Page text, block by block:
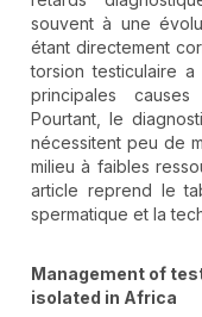
souvent à une
étant directement
torsion testiculaire
principales
Pourtant, le
nécessitent peu de
milieu à faibles
article reprend le
spermatique et la
Management of
isolated in Africa